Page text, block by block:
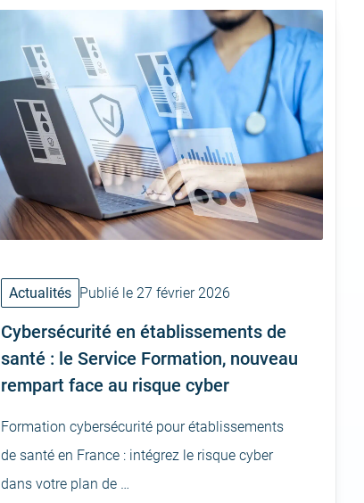
Actualités Publié le 27 février 2026
Cybersécurité en établissements de
santé : le Service Formation, nouveau
rempart face au risque cyber
Formation cybersécurité pour établissements
de santé en France : intégrez le risque cyber
dans votre plan de …